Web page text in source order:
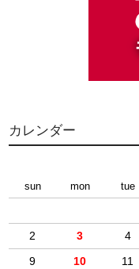
カレンダー
sun mon tue
2
3 4
9
10 11